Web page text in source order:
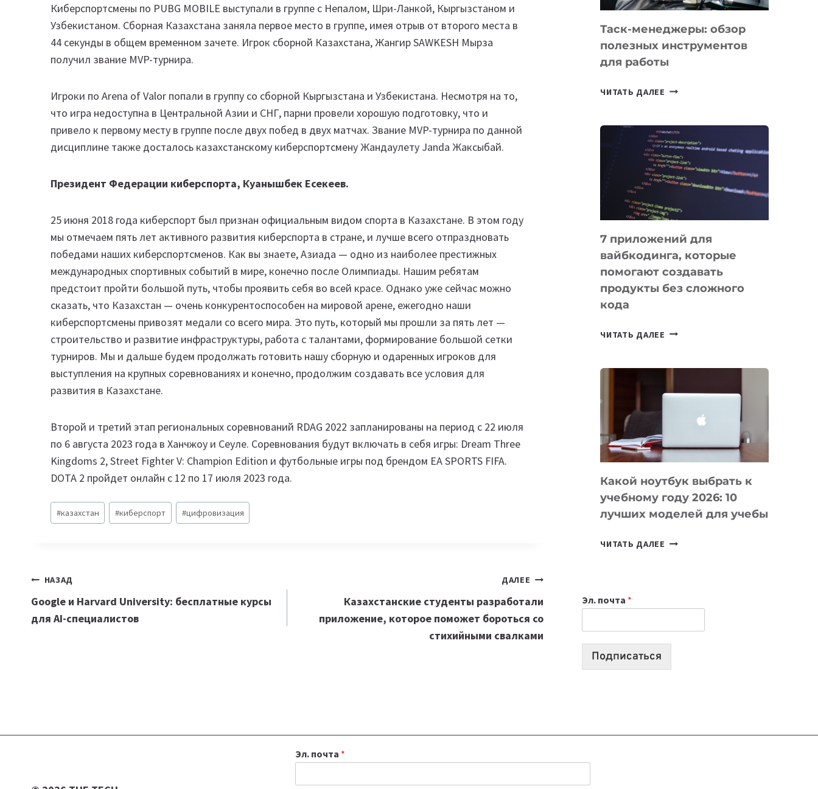
Киберспортсмены по PUBG MOBILE выступали в группе с Непалом, Шри-Ланкой, Кыргызстаном и
Узбекистаном. Сборная Казахстана заняла первое место в группе, имея отрыв от второго места в
44 секунды в общем временном зачете. Игрок сборной Казахстана, Жангир SAWKESH Мырза
получил звание MVP-турнира.
Игроки по Arena of Valor попали в группу со сборной Кыргызстана и Узбекистана. Несмотря на то,
что игра недоступна в Центральной Азии и СНГ, парни провели хорошую подготовку, что и
привело к первому месту в группе после двух побед в двух матчах. Звание MVP-турнира по данной
дисциплине также досталось казахстанскому киберспортсмену Жандаулету Janda Жаксыбай.
Президент Федерации киберспорта, Куанышбек Есекеев.
25 июня 2018 года киберспорт был признан официальным видом спорта в Казахстане. В этом году
мы отмечаем пять лет активного развития киберспорта в стране, и лучше всего отпраздновать
победами наших киберспортсменов. Как вы знаете, Азиада — одно из наиболее престижных
международных спортивных событий в мире, конечно после Олимпиады. Нашим ребятам
предстоит пройти большой путь, чтобы проявить себя во всей красе. Однако уже сейчас можно
сказать, что Казахстан — очень конкурентоспособен на мировой арене, ежегодно наши
киберспортсмены привозят медали со всего мира. Это путь, который мы прошли за пять лет —
строительство и развитие инфраструктуры, работа с талантами, формирование большой сетки
турниров. Мы и дальше будем продолжать готовить нашу сборную и одаренных игроков для
выступления на крупных соревнованиях и конечно, продолжим создавать все условия для
развития в Казахстане.
Второй и третий этап региональных соревнований RDAG 2022 запланированы на период с 22 июля
по 6 августа 2023 года в Ханчжоу и Сеуле. Соревнования будут включать в себя игры: Dream Three
Kingdoms 2, Street Fighter V: Champion Edition и футбольные игры под брендом EA SPORTS FIFA.
DOTA 2 пройдет онлайн с 12 по 17 июля 2023 года.
Метки
записи:
#казахстан #киберспорт #цифровизация
Навигация
по
НАЗАД
Google и Harvard University: бесплатные курсы
для AI-специалистов
ДАЛЕЕ
Казахстанские студенты разработали
приложение, которое поможет бороться со
стихийными свалками
Таск-менеджеры: обзор
полезных инструментов
для работы
ЧИТАТЬ ДАЛЕЕ ТАСК-
ПОЛЕЗНЫХ
ИНСТРУМЕНТОВ
ДЛЯ
РАБОТЫ
7 приложений для
вайбкодинга, которые
помогают создавать
продукты без сложного
кода
ЧИТАТЬ ДАЛЕЕ
КОТОРЫЕ
СОЗДАВАТЬ
БЕЗ
КОДА
Какой ноутбук выбрать к
учебному году 2026: 10
лучших моделей для учебы
ЧИТАТЬ ДАЛЕЕ КАКОЙ
2026:
10
Эл. почта *
Подписаться
Эл. почта *